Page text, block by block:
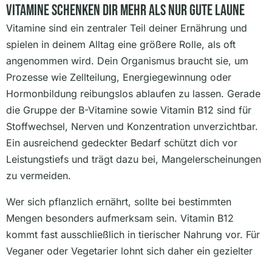
Vitamine Schenken Dir Mehr Als Nur Gute Laune
Vitamine sind ein zentraler Teil deiner Ernährung und
spielen in deinem Alltag eine größere Rolle, als oft
angenommen wird. Dein Organismus braucht sie, um
Prozesse wie Zellteilung, Energiegewinnung oder
Hormonbildung reibungslos ablaufen zu lassen. Gerade
die Gruppe der B-Vitamine sowie Vitamin B12 sind für
Stoffwechsel, Nerven und Konzentration unverzichtbar.
Ein ausreichend gedeckter Bedarf schützt dich vor
Leistungstiefs und trägt dazu bei, Mangelerscheinungen
zu vermeiden.
Wer sich pflanzlich ernährt, sollte bei bestimmten
Mengen besonders aufmerksam sein. Vitamin B12
kommt fast ausschließlich in tierischer Nahrung vor. Für
Veganer oder Vegetarier lohnt sich daher ein gezielter